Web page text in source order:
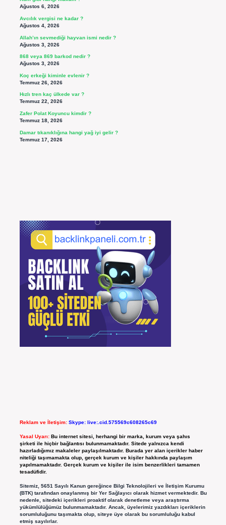
Ağustos 6, 2026
Avcılık vergisi ne kadar ?
Ağustos 4, 2026
Allah’ın sevmediği hayvan ismi nedir ?
Ağustos 3, 2026
868 veya 869 barkod nedir ?
Ağustos 3, 2026
Koç erkeği kiminle evlenir ?
Temmuz 26, 2026
Hızlı tren kaç ülkede var ?
Temmuz 22, 2026
Zafer Polat Koyuncu kimdir ?
Temmuz 18, 2026
Damar tıkanıklığına hangi yağ iyi gelir ?
Temmuz 17, 2026
Reklam ve İletişim: Skype: live:.cid.575569c608265c69
Yasal Uyarı: Bu internet sitesi, herhangi bir marka, kurum veya şahıs
şirketi ile hiçbir bağlantısı bulunmamaktadır. Sitede yalnızca kendi
hazırladığımız makaleler paylaşılmaktadır. Burada yer alan içerikler haber
niteliği taşımamakta olup, gerçek kurum ve kişiler hakkında paylaşım
yapılmamaktadır. Gerçek kurum ve kişiler ile isim benzerlikleri tamamen
tesadüfidir.
Sitemiz, 5651 Sayılı Kanun gereğince Bilgi Teknolojileri ve İletişim Kurumu
(BTK) tarafından onaylanmış bir Yer Sağlayıcı olarak hizmet vermektedir. Bu
nedenle, sitedeki içerikleri proaktif olarak denetleme veya araştırma
yükümlülüğümüz bulunmamaktadır. Ancak, üyelerimiz yazdıkları içeriklerin
sorumluluğunu taşımakta olup, siteye üye olarak bu sorumluluğu kabul
etmiş sayılırlar.